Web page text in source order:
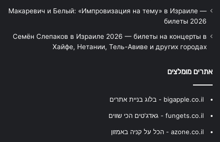
Макаревич и Белый: «Импровизация на тему» в Израиле —
билеты 2026
Семён Слепаков в Израиле 2026 — билеты на концерты в
Хайфе, Нетании, Тель-Авиве и других городах
אתרים מומלצים
bigapple.co.il - בלוג בניית אתרים
fungets.co.il - גאדג'טים הכי שווים
azone.co.il - הכל על קניה באמזון